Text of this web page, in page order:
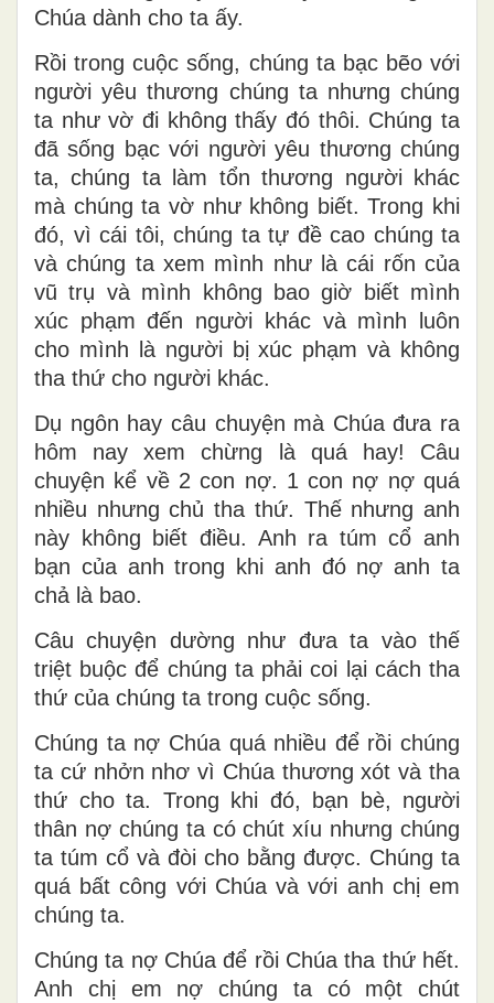
Chúa dành cho ta ấy.
Rồi trong cuộc sống, chúng ta bạc bẽo với
người yêu thương chúng ta nhưng chúng
ta như vờ đi không thấy đó thôi. Chúng ta
đã sống bạc với người yêu thương chúng
ta, chúng ta làm tổn thương người khác
mà chúng ta vờ như không biết. Trong khi
đó, vì cái tôi, chúng ta tự đề cao chúng ta
và chúng ta xem mình như là cái rốn của
vũ trụ và mình không bao giờ biết mình
xúc phạm đến người khác và mình luôn
cho mình là người bị xúc phạm và không
tha thứ cho người khác.
Dụ ngôn hay câu chuyện mà Chúa đưa ra
hôm nay xem chừng là quá hay! Câu
chuyện kể về 2 con nợ. 1 con nợ nợ quá
nhiều nhưng chủ tha thứ. Thế nhưng anh
này không biết điều. Anh ra túm cổ anh
bạn của anh trong khi anh đó nợ anh ta
chả là bao.
Câu chuyện dường như đưa ta vào thế
triệt buộc để chúng ta phải coi lại cách tha
thứ của chúng ta trong cuộc sống.
Chúng ta nợ Chúa quá nhiều để rồi chúng
ta cứ nhởn nhơ vì Chúa thương xót và tha
thứ cho ta. Trong khi đó, bạn bè, người
thân nợ chúng ta có chút xíu nhưng chúng
ta túm cổ và đòi cho bằng được. Chúng ta
quá bất công với Chúa và với anh chị em
chúng ta.
Chúng ta nợ Chúa để rồi Chúa tha thứ hết.
Anh chị em nợ chúng ta có một chút